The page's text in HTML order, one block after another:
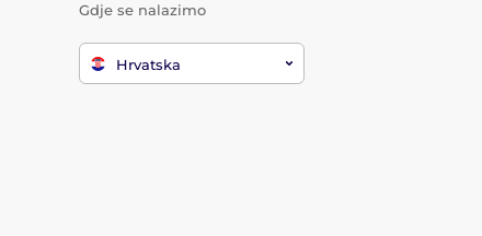
Gdje se nalazimo
Hrvatska